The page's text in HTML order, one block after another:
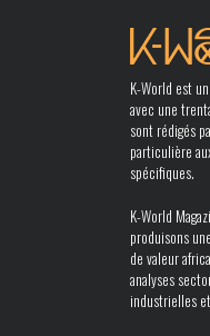
K-World est
avec une
sont rédigés
particulière
spécifiques.
K-World
produisons
de valeur
analyses
industrielles